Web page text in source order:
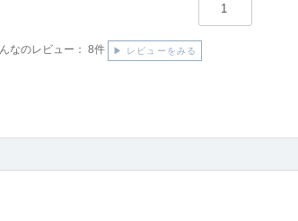
なのレビュー：8件 ▶ レビューをみる